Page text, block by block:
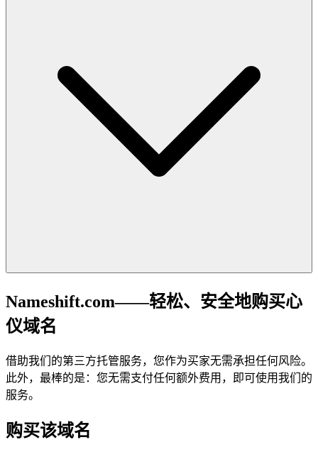
Nameshift.com——轻松、安全地购买心
仪域名
借助我们的第三方托管服务，您作为买家无需承担任何风险。
此外，最棒的是：您无需支付任何额外费用，即可使用我们的
服务。
购买该域名